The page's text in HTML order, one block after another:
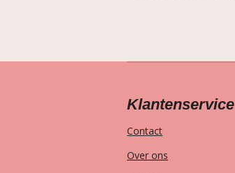
Klantenservice
Contact
Over ons